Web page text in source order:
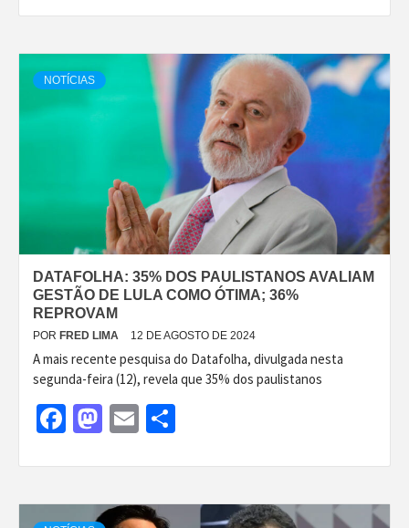
NOTÍCIAS
DATAFOLHA: 35% DOS PAULISTANOS AVALIAM
GESTÃO DE LULA COMO ÓTIMA; 36%
REPROVAM
POR FRED LIMA 12 DE AGOSTO DE 2024
A mais recente pesquisa do Datafolha, divulgada nesta
segunda-feira (12), revela que 35% dos paulistanos
Facebook
Mastodon
Email